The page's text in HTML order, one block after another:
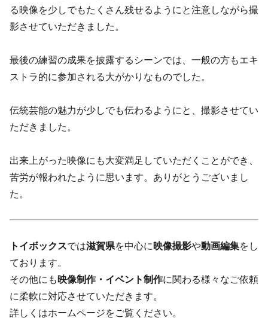
る映像を少しでもたくさん残せるようにと注意しながら撮
影させていただきました。
最後の練習の成果を披露するシーンでは、一般の方もエキ
ストラ的に参加される大がかりなものでした。
伝統芸能の魅力が少しでも伝わるようにと、撮影させてい
ただきました。
出来上がった映像にも大変満足していただくことができ、
苦労が報われたように思います。ありがとうございまし
た。
トイボックスでは滋賀県を中心に映像撮影や動画編集をし
ております。
その他にも映像制作・イベント制作に関わる様々なご依頼
に柔軟に対応させていただきます。
詳しくはホームページをご覧ください。